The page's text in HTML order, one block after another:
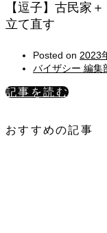
【逗子】古民家
立て直す
Posted on 2023
バイザシー 編集
記事を読む
おすすめの記事